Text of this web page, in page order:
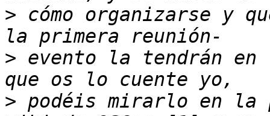
> cómo organizarse y
> evento la tendrán
> podéis mirarlo en la